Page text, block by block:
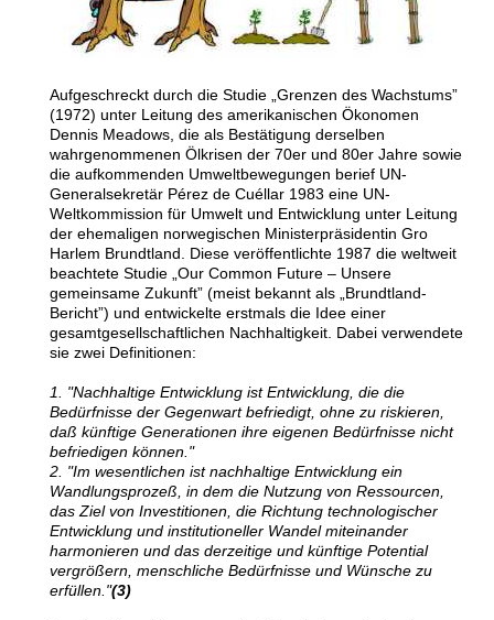
Aufgeschreckt durch die Studie „Grenzen des Wachstums”
(1972) unter Leitung des amerikanischen Ökonomen
Dennis Meadows, die als Bestätigung derselben
wahrgenommenen Ölkrisen der 70er und 80er Jahre sowie
die aufkommenden Umweltbewegungen berief UN-
Generalsekretär Pérez de Cuéllar 1983 eine UN-
Weltkommission für Umwelt und Entwicklung unter Leitung
der ehemaligen norwegischen Ministerpräsidentin Gro
Harlem Brundtland. Diese veröffentlichte 1987 die weltweit
beachtete Studie „Our Common Future – Unsere
gemeinsame Zukunft” (meist bekannt als „Brundtland-
Bericht”) und entwickelte erstmals die Idee einer
gesamtgesellschaftlichen Nachhaltigkeit. Dabei verwendete
sie zwei Definitionen:
1. "Nachhaltige Entwicklung ist Entwicklung, die die
Bedürfnisse der Gegenwart befriedigt, ohne zu riskieren,
daß künftige Generationen ihre eigenen Bedürfnisse nicht
befriedigen können."
2. "Im wesentlichen ist nachhaltige Entwicklung ein
Wandlungsprozeß, in dem die Nutzung von Ressourcen,
das Ziel von Investitionen, die Richtung technologischer
Entwicklung und institutioneller Wandel miteinander
harmonieren und das derzeitige und künftige Potential
vergrößern, menschliche Bedürfnisse und Wünsche zu
erfüllen."(3)